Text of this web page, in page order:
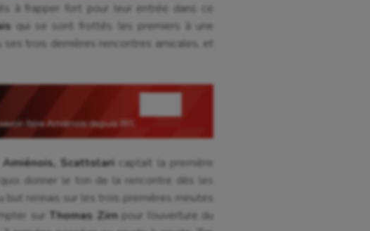
à frapper fort pour leur entrée dans ce
qui se sont frottés les premiers à une
trois dernières rencontres amicales, et
Scattolari captait la première
donner le ton de la rencontre dès les
rennais sur les trois premières minutes
sur Thomas Zirn pour l’ouverture du